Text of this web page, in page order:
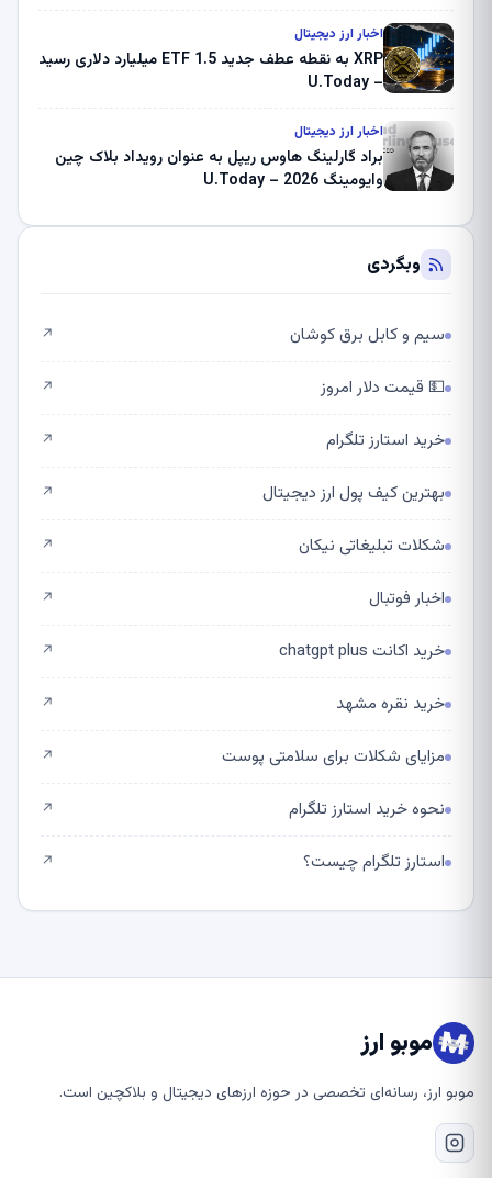
اخبار ارز دیجیتال
XRP به نقطه عطف جدید ETF 1.5 میلیارد دلاری رسید
– U.Today
اخبار ارز دیجیتال
براد گارلینگ هاوس ریپل به عنوان رویداد بلاک چین
وایومینگ 2026 – U.Today
وبگردی
سیم و کابل برق کوشان ↗
💵 قیمت دلار امروز ↗
خرید استارز تلگرام ↗
بهترین کیف پول ارز دیجیتال ↗
شکلات تبلیغاتی نیکان ↗
اخبار فوتبال ↗
خرید اکانت chatgpt plus ↗
خرید نقره مشهد ↗
مزایای شکلات برای سلامتی پوست ↗
نحوه خرید استارز تلگرام ↗
استارز تلگرام چیست؟ ↗
موبو ارز
موبو ارز، رسانه‌ای تخصصی در حوزه ارزهای دیجیتال و بلاکچین است.